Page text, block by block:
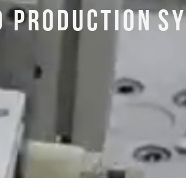
PRODUCTION